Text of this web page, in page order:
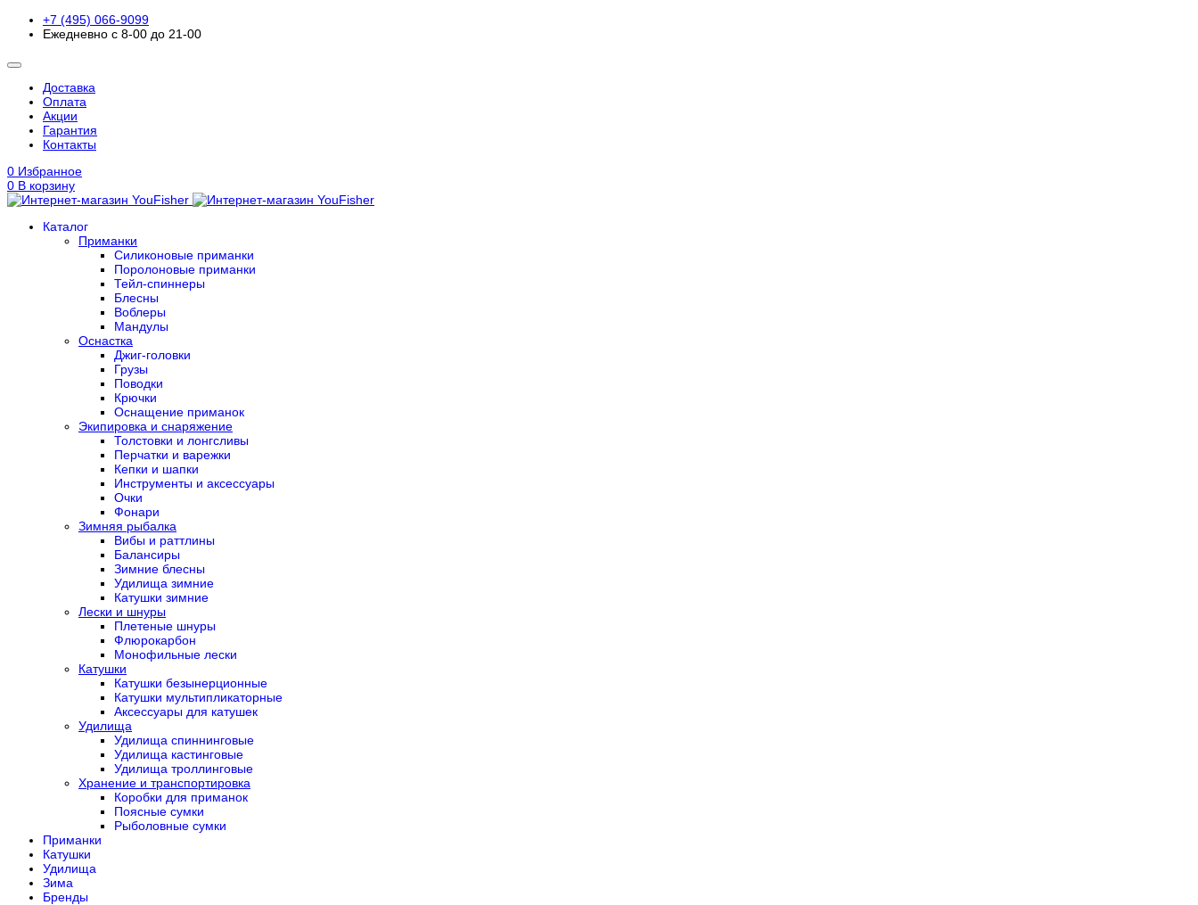
+7 (495) 066-9099
Ежедневно с 8-00 до 21-00
Доставка
Оплата
Акции
Гарантия
Контакты
0 Избранное
0 В корзину
Каталог
Приманки
Силиконовые приманки
Поролоновые приманки
Тейл-спиннеры
Блесны
Воблеры
Мандулы
Оснастка
Джиг-головки
Грузы
Поводки
Крючки
Оснащение приманок
Экипировка и снаряжение
Толстовки и лонгсливы
Перчатки и варежки
Кепки и шапки
Инструменты и аксессуары
Очки
Фонари
Зимняя рыбалка
Вибы и раттлины
Балансиры
Зимние блесны
Удилища зимние
Катушки зимние
Лески и шнуры
Плетеные шнуры
Флюрокарбон
Монофильные лески
Катушки
Катушки безынерционные
Катушки мультипликаторные
Аксессуары для катушек
Удилища
Удилища спиннинговые
Удилища кастинговые
Удилища троллинговые
Хранение и транспортировка
Коробки для приманок
Поясные сумки
Рыболовные сумки
Приманки
Катушки
Удилища
Зима
Бренды